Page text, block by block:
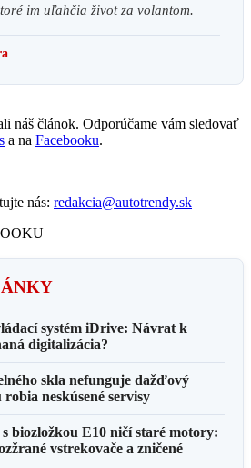
im uľahčia život za volantom.
náš článok. Odporúčame vám sledovať
a na Facebooku.
nás: redakcia@autotrendy.sk
systém iDrive: Návrat k
digitalizácia?
skla nefunguje dažďový
neskúsené servisy
biozložkou E10 ničí staré motory:
vstrekovače a zničené